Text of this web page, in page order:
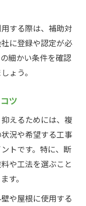
する際は、補助対
に登録や認定が必
細かい条件を確認
ょう。
ツ
えるためには、複
況や希望する工事
トです。特に、断
や工法を選ぶこと
す。
や屋根に使用する